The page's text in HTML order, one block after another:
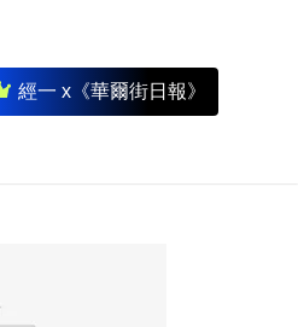
經一 x《華爾街日報》